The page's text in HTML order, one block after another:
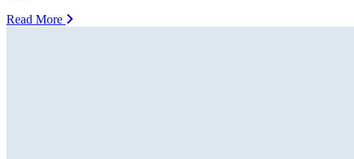
Read More